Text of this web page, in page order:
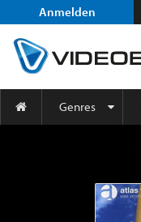
Anmelden
Genres